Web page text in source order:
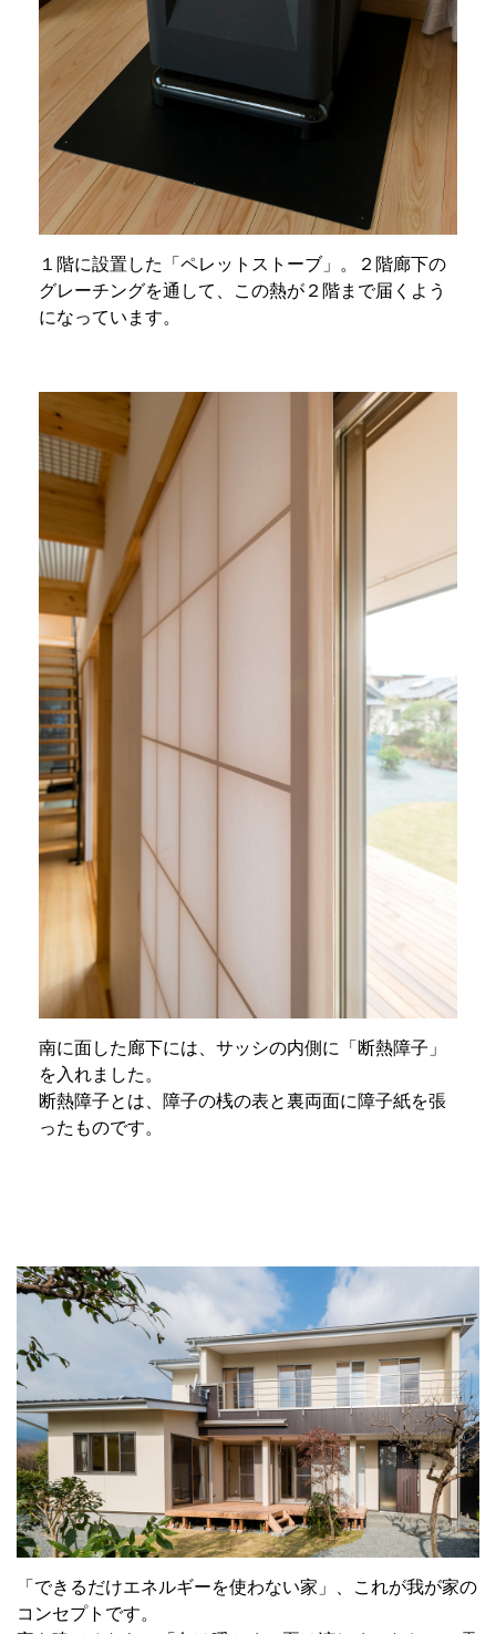
１階に設置した「ペレットストーブ」。２階廊下の
グレーチングを通して、この熱が２階まで届くよう
になっています。
南に面した廊下には、サッシの内側に「断熱障子」
を入れました。
断熱障子とは、障子の桟の表と裏両面に障子紙を張
ったものです。
「できるだけエネルギーを使わない家」、これが我が家の
コンセプトです。